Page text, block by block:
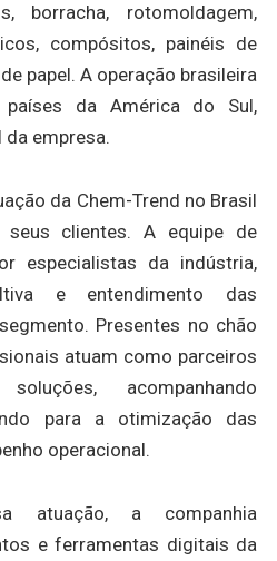
borracha, rotomoldagem,
compósitos, painéis de
papel. A operação brasileira
da América do Sul,
empresa.
da Chem-Trend no Brasil
clientes. A equipe de
especialistas da indústria,
e entendimento das
Presentes no chão
atuam como parceiros
acompanhando
para a otimização das
operacional.
atuação, a companhia
e ferramentas digitais da